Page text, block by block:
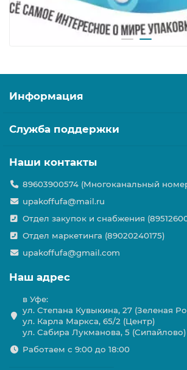
Информация
Служба поддержки
Наши контакты
89603900574 (Многоканальный
upakoffufa@mail.ru
Отдел закупок и снабжения
Отдел маркетинга (89020240175)
upakoffufa@gmail.com
Наш адрес
в Уфе:
ул. Степана Кувыкина, 27 (Зеленая
ул. Карла Маркса, 65/2 (Центр)
ул. Сабира Лукманова, 5 (Сипайлово)
Работаем с 9:00 до 18:00